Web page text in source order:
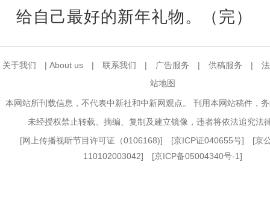
给自己最好的新年礼物。（完）
关于我们 | About us | 联系我们 | 广告服务 | 供稿服务 |
站地图
本网站所刊载信息，不代表中新社和中新网观点。 刊用本网站稿件，
未经授权禁止转载、摘编、复制及建立镜像，违者将依法追究法
[网上传播视听节目许可证（0106168)] [京ICP证040655号] [京
110102003042] [京ICP备05004340号-1]